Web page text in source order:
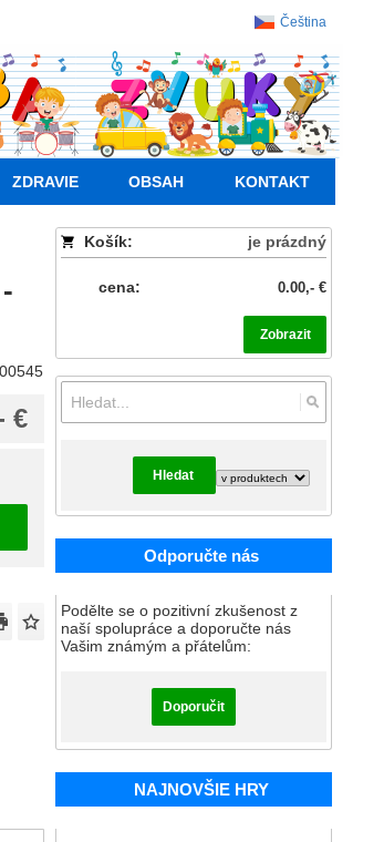
Čeština
ZDRAVIE OBSAH KONTAKT
Košík: je prázdný
cena: 0.00,- €
Zobrazit
Hledat
Odporučte nás
Podělte se o pozitivní zkušenost z
naší spolupráce a doporučte nás
Vašim známým a přátelům:
Doporučit
NAJNOVŠIE HRY
€